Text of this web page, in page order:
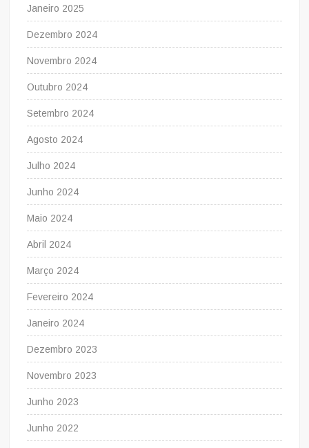
Janeiro 2025
Dezembro 2024
Novembro 2024
Outubro 2024
Setembro 2024
Agosto 2024
Julho 2024
Junho 2024
Maio 2024
Abril 2024
Março 2024
Fevereiro 2024
Janeiro 2024
Dezembro 2023
Novembro 2023
Junho 2023
Junho 2022